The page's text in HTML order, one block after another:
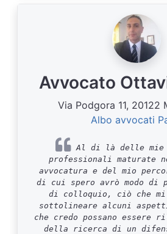
Avvocato
Via Podgora 11, 20122
Albo avvocati
Al di là delle mie
professionali maturate
avvocatura e del mio
di cui spero avrò modo di
di colloquio, ciò che mi
sottolineare alcuni
che credo possano
della ricerca di un